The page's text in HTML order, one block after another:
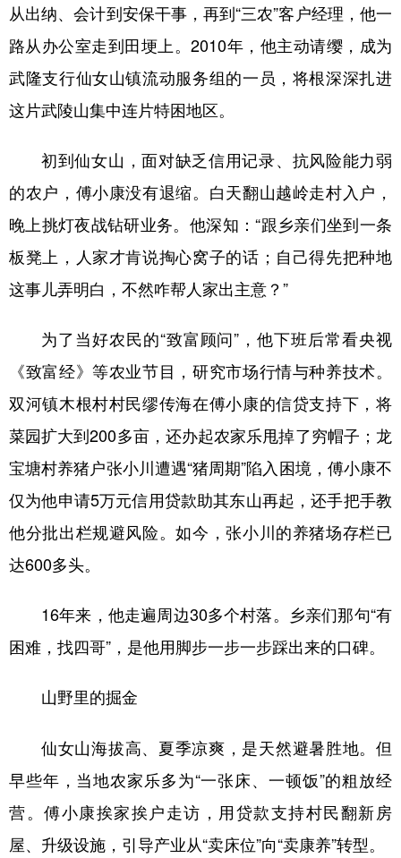
从出纳、会计到安保干事，再到“三农”客户经理，他一
路从办公室走到田埂上。2010年，他主动请缨，成为
武隆支行仙女山镇流动服务组的一员，将根深深扎进
这片武陵山集中连片特困地区。
初到仙女山，面对缺乏信用记录、抗风险能力弱
的农户，傅小康没有退缩。白天翻山越岭走村入户，
晚上挑灯夜战钻研业务。他深知：“跟乡亲们坐到一条
板凳上，人家才肯说掏心窝子的话；自己得先把种地
这事儿弄明白，不然咋帮人家出主意？”
为了当好农民的“致富顾问”，他下班后常看央视
《致富经》等农业节目，研究市场行情与种养技术。
双河镇木根村村民缪传海在傅小康的信贷支持下，将
菜园扩大到200多亩，还办起农家乐甩掉了穷帽子；龙
宝塘村养猪户张小川遭遇“猪周期”陷入困境，傅小康不
仅为他申请5万元信用贷款助其东山再起，还手把手教
他分批出栏规避风险。如今，张小川的养猪场存栏已
达600多头。
16年来，他走遍周边30多个村落。乡亲们那句“有
困难，找四哥”，是他用脚步一步一步踩出来的口碑。
山野里的掘金
仙女山海拔高、夏季凉爽，是天然避暑胜地。但
早些年，当地农家乐多为“一张床、一顿饭”的粗放经
营。傅小康挨家挨户走访，用贷款支持村民翻新房
屋、升级设施，引导产业从“卖床位”向“卖康养”转型。